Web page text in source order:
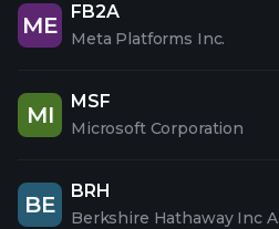
ME
FB2A
Meta Platforms Inc.
MI
MSF
Microsoft Corporation
BE
BRH
Berkshire Hathaway Inc A